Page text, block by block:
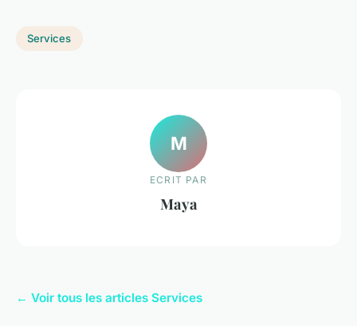
Services
M
ECRIT PAR
Maya
← Voir tous les articles Services